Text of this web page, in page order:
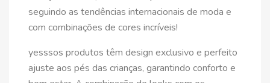
seguindo as tendências internacionais de moda e
com combinações de cores incríveis!
yesssos produtos têm design exclusivo e perfeito
ajuste aos pés das crianças, garantindo conforto e